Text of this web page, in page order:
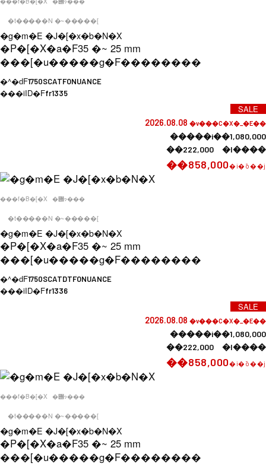
�t�����N �~�����[
�g�m�E �J�[�x�b�N�X
�P�[�X�a�F35 �~ 25 mm
���[�u�����g�F��������
�^�ԁF1750SCATFONUANCE
���iID�Ffr1335
SALE
2026.08.08 �v���C�X�_�E��
�����i��1,080,000
��222,000 �l����
��858,000�i�ō��j
���f�B�[�X �݌ɂ���
�t�����N �~�����[
�g�m�E �J�[�x�b�N�X
�P�[�X�a�F35 �~ 25 mm
���[�u�����g�F��������
�^�ԁF1750SCATDTFONUANCE
���iID�Ffr1336
SALE
2026.08.08 �v���C�X�_�E��
�����i��1,080,000
��222,000 �l����
��858,000�i�ō��j
���f�B�[�X �݌ɂ���
�t�����N �~�����[
�g�m�E �J�[�x�b�N�X
�P�[�X�a�F35 �~ 25 mm
���[�u�����g�F��������